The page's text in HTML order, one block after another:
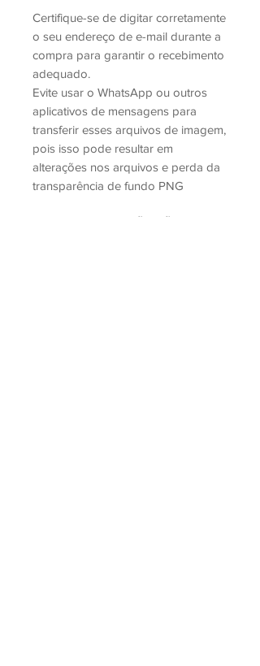
Certifique-se de digitar corretamente
o seu endereço de e-mail durante a
compra para garantir o recebimento
adequado.
Evite usar o WhatsApp ou outros
aplicativos de mensagens para
transferir esses arquivos de imagem,
pois isso pode resultar em
alterações nos arquivos e perda da
transparência de fundo PNG